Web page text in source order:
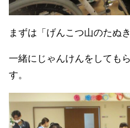
まずは「げんこつ山のたぬ
一緒にじゃんけんをしても
す。